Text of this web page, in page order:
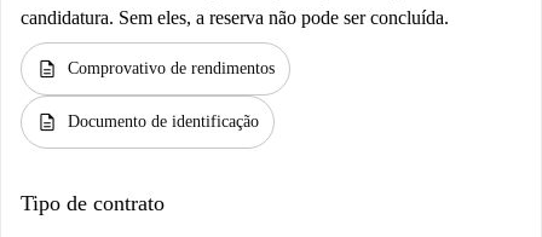
candidatura. Sem eles, a reserva não pode ser concluída.
description Comprovativo de rendimentos
description Documento de identificação
Tipo de contrato